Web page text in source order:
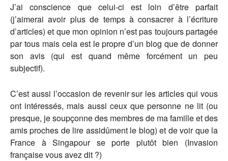
J’ai conscience que celui-ci est loin d’être parfait
(j’aimerai avoir plus de temps à consacrer à l’écriture
d’articles) et que mon opinion n’est pas toujours partagée
par tous mais cela est le propre d’un blog que de donner
son avis (qui est quand même forcément un peu
subjectif).
C’est aussi l’occasion de revenir sur les articles qui vous
ont intéressés, mais aussi ceux que personne ne lit (ou
presque, je soupçonne des membres de ma famille et des
amis proches de lire assidûment le blog) et de voir que la
France à Singapour se porte plutôt bien (Invasion
française vous avez dit ?)